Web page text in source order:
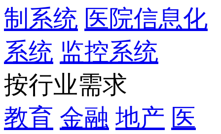
制系统 医院信息化
系统 监控系统
按行业需求
教育 金融 地产 医